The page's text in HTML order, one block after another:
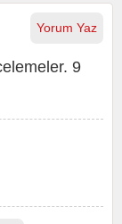
Yorum Yaz
9